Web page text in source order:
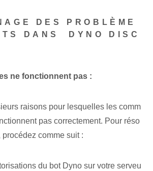
DES PROBLÈME
DANS ‌ DYNO DISC
ne fonctionnent pas :
raisons pour lesquelles les comm
pas correctement. Pour réso
comme suit :
du bot Dyno sur votre serveu